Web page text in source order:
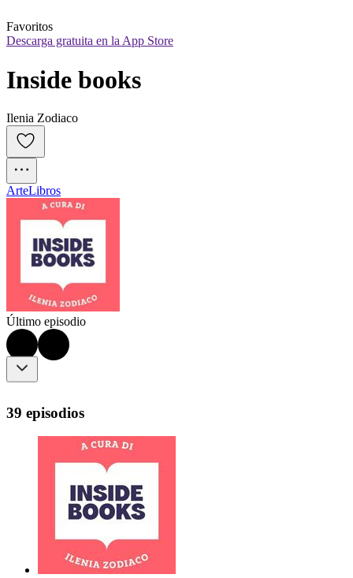
Favoritos
Descarga gratuita en la App Store
Inside books
Ilenia Zodiaco
ArteLibros
Último episodio
39 episodios